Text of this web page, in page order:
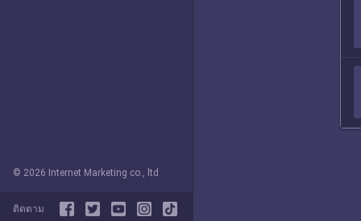
© 2026 Internet Marketing co., ltd
ติดตาม